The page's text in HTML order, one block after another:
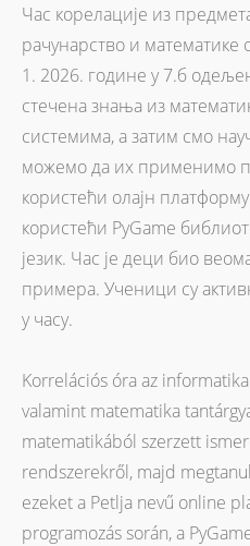
Час корелације из
рачунарство и математике
1. 2026. године у 7.б
стечена знања из
системима, а затим смо
можемо да их применимо
користећи олајн
користећи PyGame
језик. Час је деци био
примера. Ученици су
у часу.
Korrelációs óra az
valamint matematika
matematikából szerzett
rendszerekről, majd
ezeket a Petlja nevű online
programozás során, a